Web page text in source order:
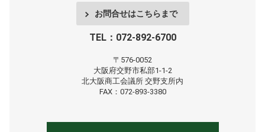
お問合せはこちらまで
TEL：072-892-6700
〒576-0052
大阪府交野市私部1-1-2
北大阪商工会議所 交野支所内
FAX：072-893-3380